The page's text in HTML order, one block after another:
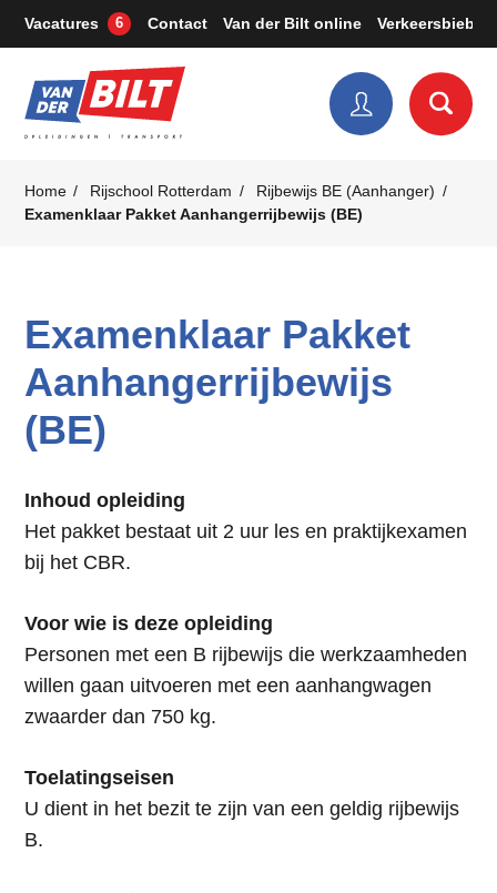
Vacatures 6 Contact Van der Bilt online Verkeersbieb
Home Rijschool Rotterdam
Rijbewijs BE (Aanhanger)
Examenklaar Pakket Aanhangerrijbewijs (BE)
Examenklaar Pakket
Aanhangerrijbewijs
(BE)
Inhoud opleiding
Het pakket bestaat uit 2 uur les en praktijkexamen
bij het CBR.
Voor wie is deze opleiding
Personen met een B rijbewijs die werkzaamheden
willen gaan uitvoeren met een aanhangwagen
zwaarder dan 750 kg.
Toelatingseisen
U dient in het bezit te zijn van een geldig rijbewijs
B.